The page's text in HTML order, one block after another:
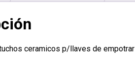
ceramicos p/llaves de